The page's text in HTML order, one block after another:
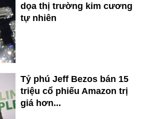
dọa thị trường kim cương
tự nhiên
Tỷ phú Jeff Bezos bán 15
triệu cổ phiếu Amazon trị
giá hơn...